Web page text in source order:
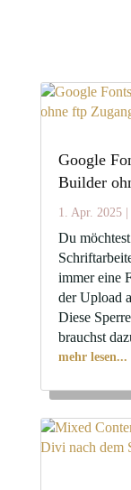
Google
Builder
1. Apr. 2025|
Du
immer eine
der Upload
Diese
brauchst
mehr lesen...